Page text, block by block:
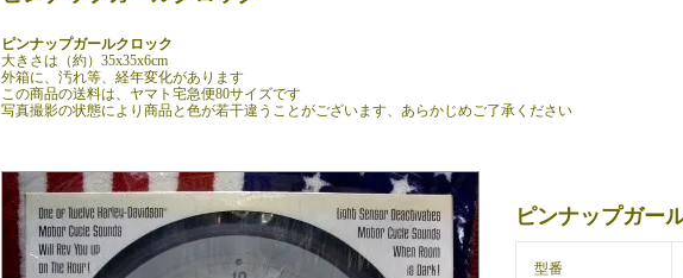
ピンナップガールクロック
大きさは（約）35x35x6cm
外箱に、汚れ等、経年変化があります
この商品の送料は、ヤマト宅急便80サイズです
写真撮影の状態により商品と色が若干違うことがございます、あらかじめご了承ください
ピンナップガー
型番